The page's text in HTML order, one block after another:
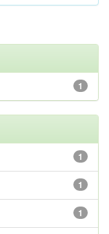
1
1
1
1